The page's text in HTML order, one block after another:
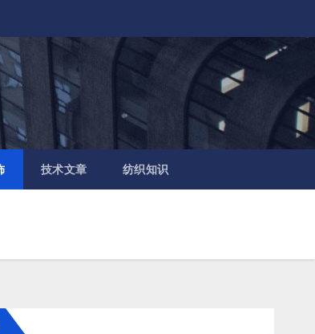
技术文章 纺织知识